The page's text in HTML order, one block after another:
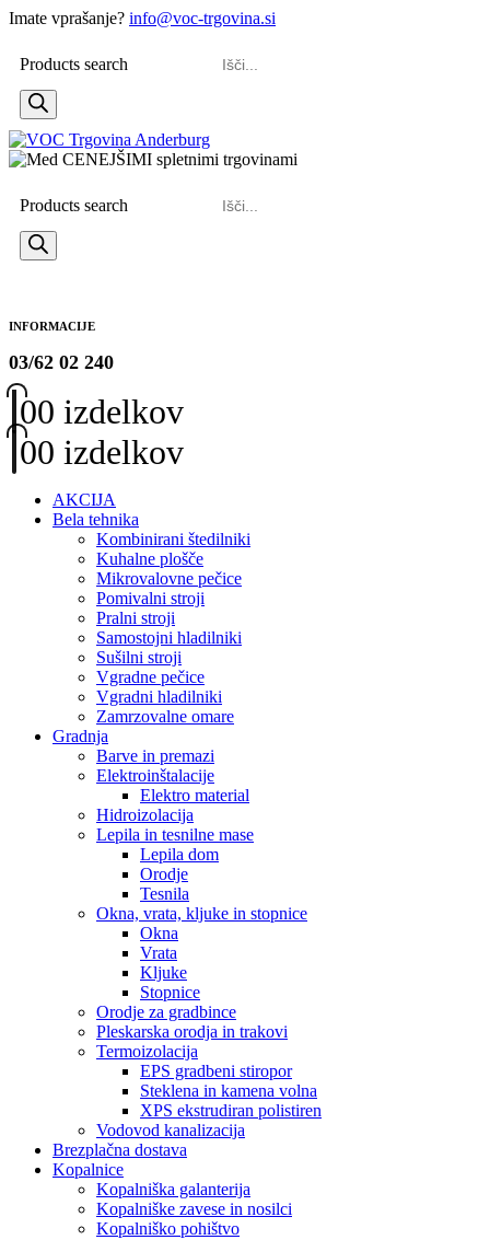
Imate vprašanje? info@voc-trgovina.si
Products search
Products search
INFORMACIJE
03/62 02 240
00 izdelkov
00 izdelkov
AKCIJA
Bela tehnika
Kombinirani štedilniki
Kuhalne plošče
Mikrovalovne pečice
Pomivalni stroji
Pralni stroji
Samostojni hladilniki
Sušilni stroji
Vgradne pečice
Vgradni hladilniki
Zamrzovalne omare
Gradnja
Barve in premazi
Elektroinštalacije
Elektro material
Hidroizolacija
Lepila in tesnilne mase
Lepila dom
Orodje
Tesnila
Okna, vrata, kljuke in stopnice
Okna
Vrata
Kljuke
Stopnice
Orodje za gradbince
Pleskarska orodja in trakovi
Termoizolacija
EPS gradbeni stiropor
Steklena in kamena volna
XPS ekstrudiran polistiren
Vodovod kanalizacija
Brezplačna dostava
Kopalnice
Kopalniška galanterija
Kopalniške zavese in nosilci
Kopalniško pohištvo